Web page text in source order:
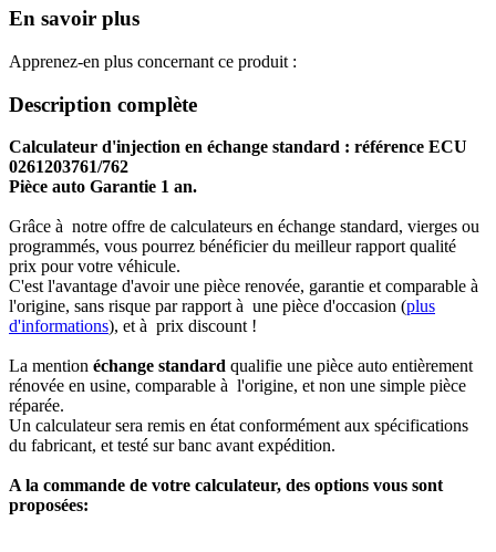
En savoir plus
Apprenez-en plus concernant ce produit :
Description complète
Calculateur d'injection en échange standard : référence ECU
0261203761/762
Pièce auto Garantie 1 an.
Grâce à notre offre de calculateurs en échange standard, vierges ou
programmés, vous pourrez bénéficier du meilleur rapport qualité
prix pour votre véhicule.
C'est l'avantage d'avoir une pièce renovée, garantie et comparable à
l'origine, sans risque par rapport à une pièce d'occasion (plus
d'informations), et à prix discount !
La mention échange standard qualifie une pièce auto entièrement
rénovée en usine, comparable à l'origine, et non une simple pièce
réparée.
Un calculateur sera remis en état conformément aux spécifications
du fabricant, et testé sur banc avant expédition.
A la commande de votre calculateur, des options vous sont
proposées: